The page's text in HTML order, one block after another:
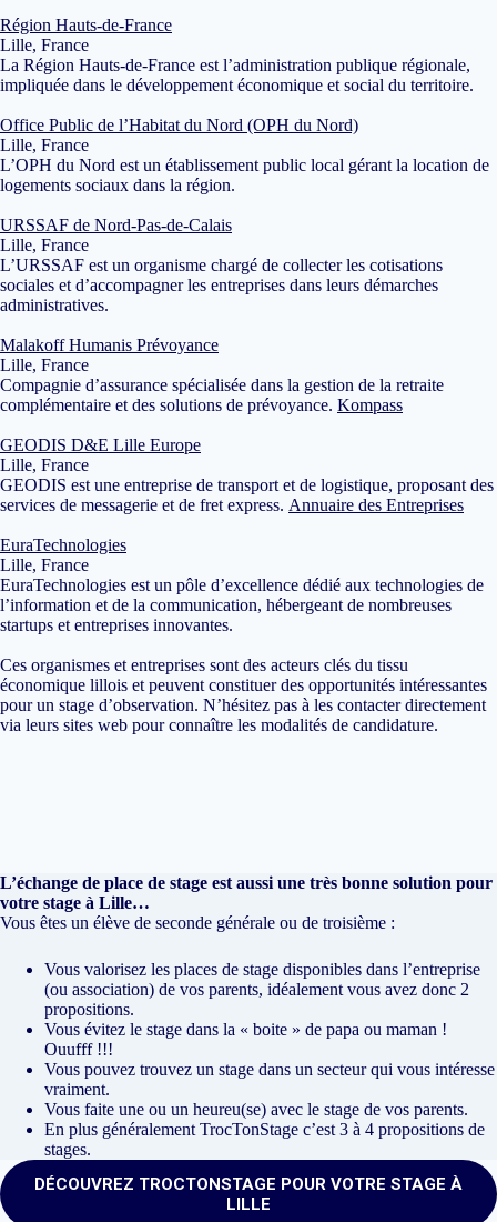
Région Hauts-de-France
Lille, France
La Région Hauts-de-France est l’administration publique régionale,
impliquée dans le développement économique et social du territoire.
Office Public de l’Habitat du Nord (OPH du Nord)
Lille, France
L’OPH du Nord est un établissement public local gérant la location de
logements sociaux dans la région.
URSSAF de Nord-Pas-de-Calais
Lille, France
L’URSSAF est un organisme chargé de collecter les cotisations
sociales et d’accompagner les entreprises dans leurs démarches
administratives.
Malakoff Humanis Prévoyance
Lille, France
Compagnie d’assurance spécialisée dans la gestion de la retraite
complémentaire et des solutions de prévoyance. Kompass
GEODIS D&E Lille Europe
Lille, France
GEODIS est une entreprise de transport et de logistique, proposant des
services de messagerie et de fret express. Annuaire des Entreprises
EuraTechnologies
Lille, France
EuraTechnologies est un pôle d’excellence dédié aux technologies de
l’information et de la communication, hébergeant de nombreuses
startups et entreprises innovantes.
Ces organismes et entreprises sont des acteurs clés du tissu
économique lillois et peuvent constituer des opportunités intéressantes
pour un stage d’observation. N’hésitez pas à les contacter directement
via leurs sites web pour connaître les modalités de candidature.
L’échange de place de stage est aussi une très bonne solution pour
votre stage à Lille…
Vous êtes un élève de seconde générale ou de troisième :
Vous valorisez les places de stage disponibles dans l’entreprise
(ou association) de vos parents, idéalement vous avez donc 2
propositions.
Vous évitez le stage dans la « boite » de papa ou maman !
Ouufff !!!
Vous pouvez trouvez un stage dans un secteur qui vous intéresse
vraiment.
Vous faite une ou un heureu(se) avec le stage de vos parents.
En plus généralement TrocTonStage c’est 3 à 4 propositions de
stages.
DÉCOUVREZ TROCTONSTAGE POUR VOTRE STAGE À
LILLE